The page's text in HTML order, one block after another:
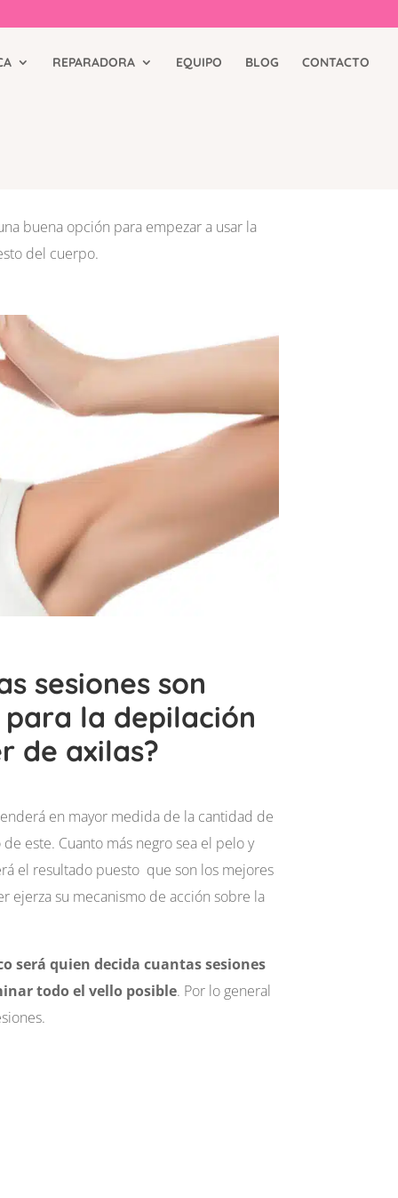
REPARADORA EQUIPO BLOG CONTACTO
buena opción para empezar a usar la
del cuerpo.
sesiones son
la depilación
de axilas?
en mayor medida de la cantidad de
este. Cuanto más negro sea el pelo y
el resultado puesto que son los mejores
ejerza su mecanismo de acción sobre la
será quien decida cuantas sesiones
todo el vello posible. Por lo general